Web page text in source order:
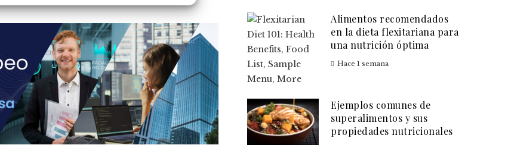
Alimentos recomendados
en la dieta flexitariana para
una nutrición óptima
Hace 1 semana
Ejemplos comunes de
superalimentos y sus
propiedades nutricionales